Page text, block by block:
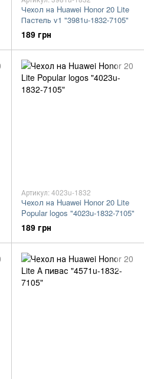
Чехол на Huawei Honor 20 Lite
Пастель v1 "3981u-1832-7105"
189 грн
Артикул: 4023u-1832
Чехол на Huawei Honor 20 Lite
Popular logos "4023u-1832-7105"
189 грн